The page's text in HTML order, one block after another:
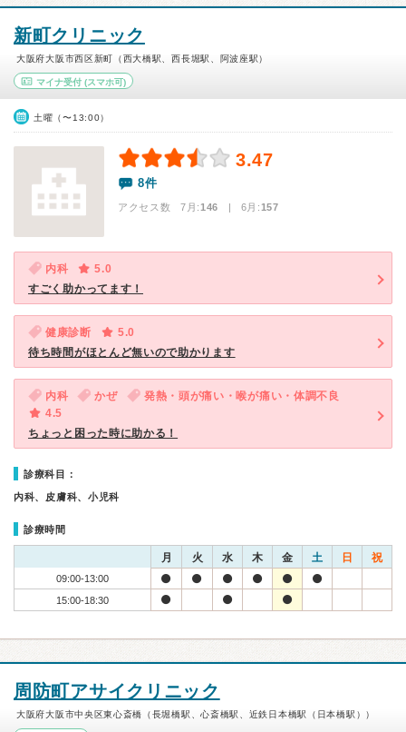
新町クリニック
大阪府大阪市西区新町（西大橋駅、西長堀駅、阿波座駅）
マイナ受付 (スマホ可)
土曜（〜13:00）
3.47
8件
アクセス数 7月:146 | 6月:157
内科
5.0
すごく助かってます！
健康診断
5.0
待ち時間がほとんど無いので助かります
内科 かぜ
発熱・頭が痛い・喉が痛い・体調不良
4.5
ちょっと困った時に助かる！
診療科目：
内科、皮膚科、小児科
診療時間
月 火 水 木 金 土 日 祝
09:00-13:00
15:00-18:30
周防町アサイクリニック
大阪府大阪市中央区東心斎橋（長堀橋駅、心斎橋駅、近鉄日本橋駅（日本橋駅））